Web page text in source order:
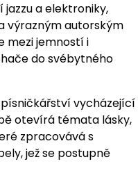
jazzu a elektroniky,
výrazným autorským
mezi jemností i
do svébytného
vycházející
otevírá témata lásky,
zpracovává s
jež se postupně